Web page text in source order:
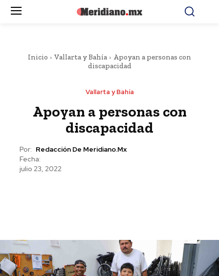
Inicio Vallarta y Bahía
Apoyan a personas con
discapacidad
Vallarta y Bahía
Apoyan a personas con
discapacidad
Por: Redacción De Meridiano.mx
Fecha:
julio 23, 2022